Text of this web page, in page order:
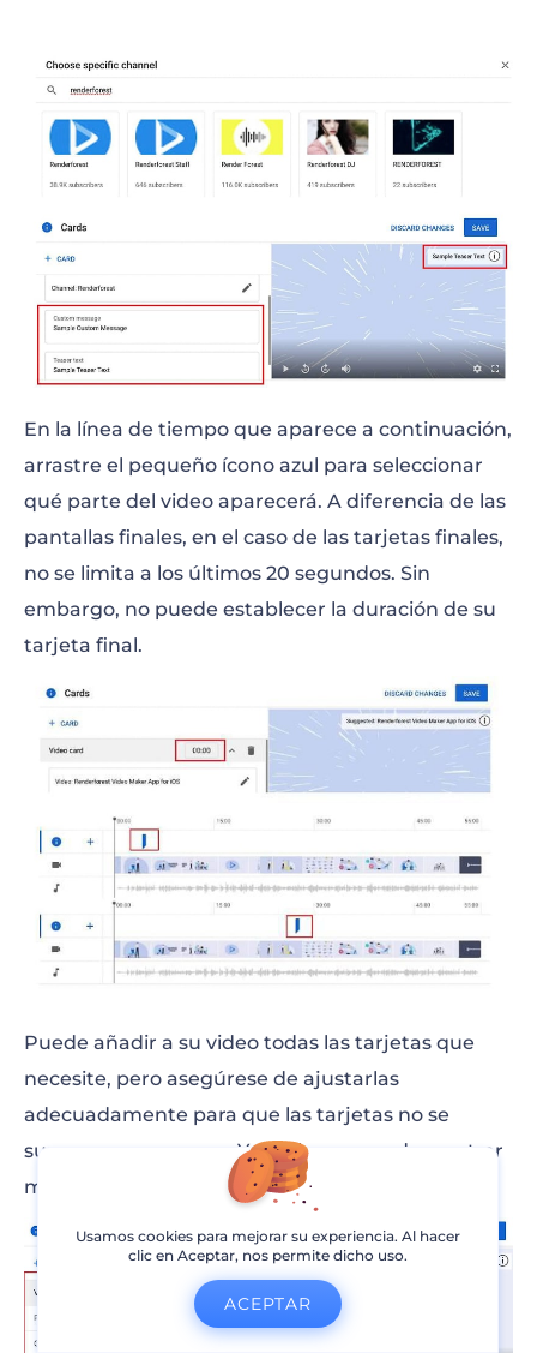
En la línea de tiempo que aparece a continuación,
arrastre el pequeño ícono azul para seleccionar
qué parte del video aparecerá. A diferencia de las
pantallas finales, en el caso de las tarjetas finales,
no se limita a los últimos 20 segundos. Sin
embargo, no puede establecer la duración de su
tarjeta final.
Puede añadir a su video todas las tarjetas que
necesite, pero asegúrese de ajustarlas
adecuadamente para que las tarjetas no se
superpongan, ya que YouTube no puede mostrar
más de una tarjeta a la vez.
Usamos cookies para mejorar su experiencia. Al hacer
clic en Aceptar, nos permite dicho uso.
ACEPTAR